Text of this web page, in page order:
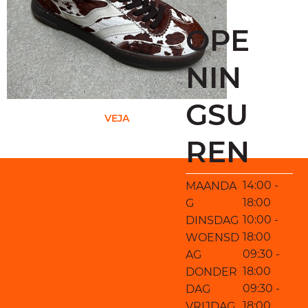
VEJA
OPE
NIN
GSU
REN
MAANDA
G
DINSDAG
WOENSD
AG
DONDER
DAG
14:00 -
18:00
10:00 -
18:00
09:30 -
18:00
09:30 -